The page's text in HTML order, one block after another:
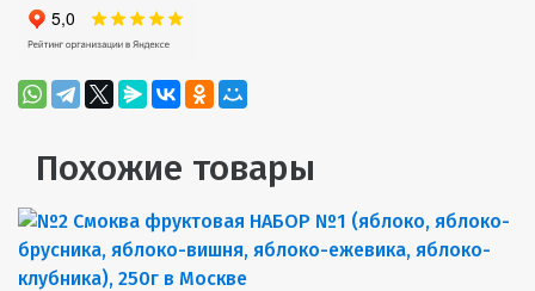
Похожие товары